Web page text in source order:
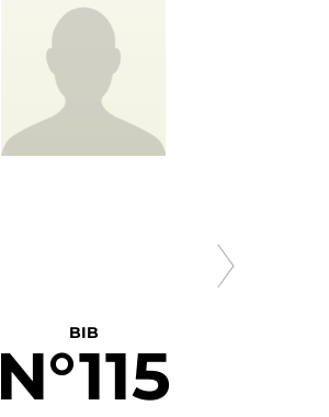
BIB
N°115